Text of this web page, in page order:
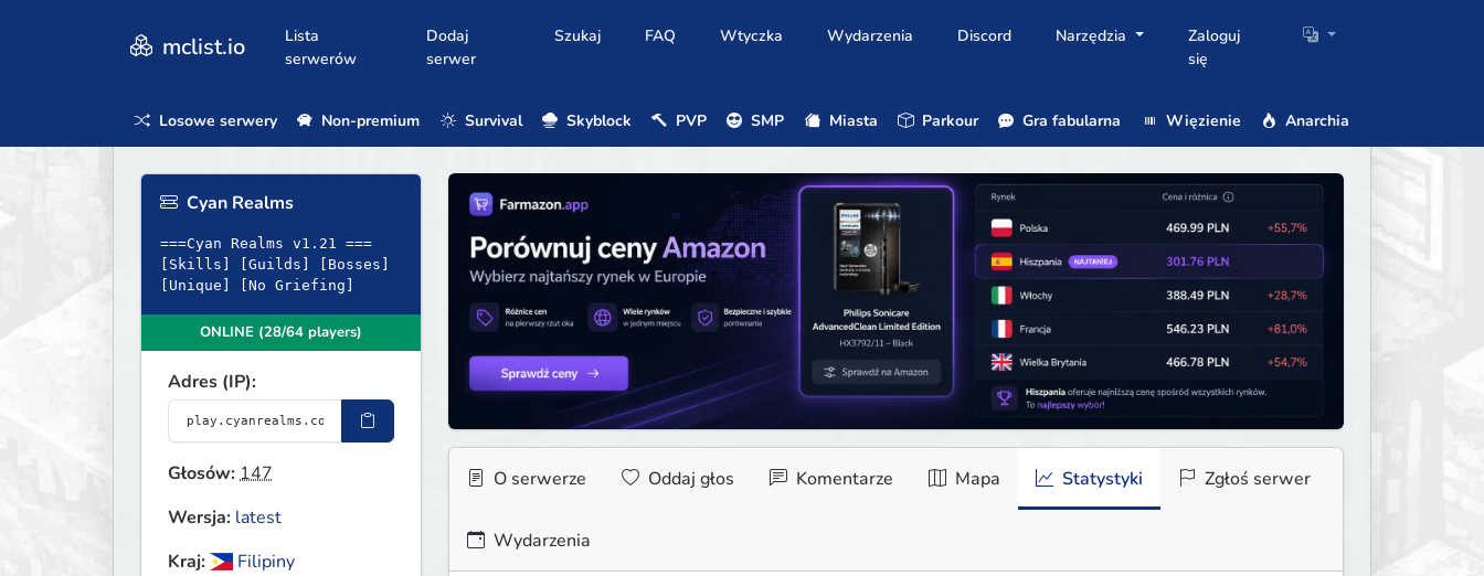
mclist.io
Lista
serwerów
Dodaj
serwer
Szukaj FAQ Wtyczka Wydarzenia Discord Narzędzia
Zaloguj
się
Losowe serwery Non-premium Survival Skyblock PVP SMP Miasta Parkour Gra fabularna Więzienie Anarchia
Cyan Realms
===Cyan Realms v1.21 ===
[Skills] [Guilds] [Bosses]
[Unique] [No Griefing]
ONLINE (28/64 players)
Adres (IP):
Głosów:147
Wersja: latest
Kraj:
Filipiny
O serwerze Oddaj głos Komentarze Mapa Statystyki Zgłoś serwer
Wydarzenia